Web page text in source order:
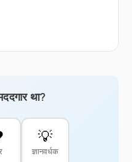
था?
💡
ज्ञानवर्धक